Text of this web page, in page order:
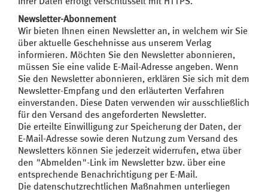
Newsletter-Abonnement
Wir bieten Ihnen einen Newsletter an, in welchem wir Sie
über aktuelle Geschehnisse aus unserem Verlag
informieren. Möchten Sie den Newsletter abonnieren,
müssen Sie eine valide E-Mail-Adresse angeben. Wenn
Sie den Newsletter abonnieren, erklären Sie sich mit dem
Newsletter-Empfang und den erläuterten Verfahren
einverstanden. Diese Daten verwenden wir ausschließlich
für den Versand des angeforderten Newsletter.
Die erteilte Einwilligung zur Speicherung der Daten, der
E-Mail-Adresse sowie deren Nutzung zum Versand des
Newsletters können Sie jederzeit widerrufen, etwa über
den "Abmelden"-Link im Newsletter bzw. über eine
entsprechende Benachrichtigung per E-Mail.
Die datenschutzrechtlichen Maßnahmen unterliegen